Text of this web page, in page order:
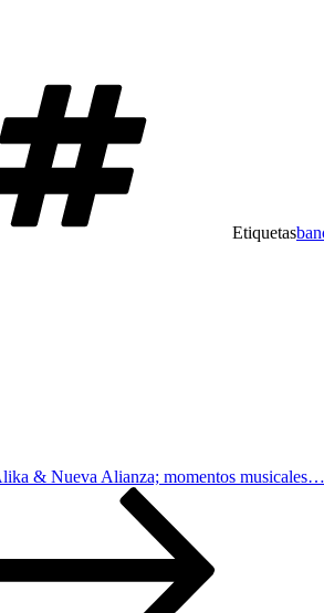
Etiquetas
& Nueva Alianza; momentos musicales…